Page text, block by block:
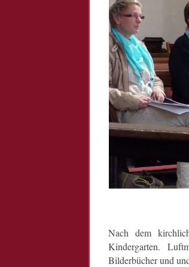
Nach dem
Kindergarten.
Bilderbücher und